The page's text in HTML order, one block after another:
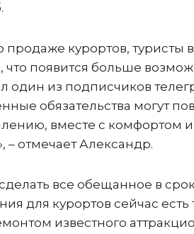
продаже курортов,
появится больше
один из подписчиков
обязательства могут
вместе с комфортом
– отмечает Александр.
все обещанное в
для курортов сейчас
известного